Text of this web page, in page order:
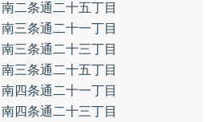
南二条通二十五丁目
南三条通二十一丁目
南三条通二十三丁目
南三条通二十五丁目
南四条通二十一丁目
南四条通二十三丁目